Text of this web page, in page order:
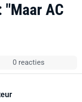
"Maar AC
0 reacties